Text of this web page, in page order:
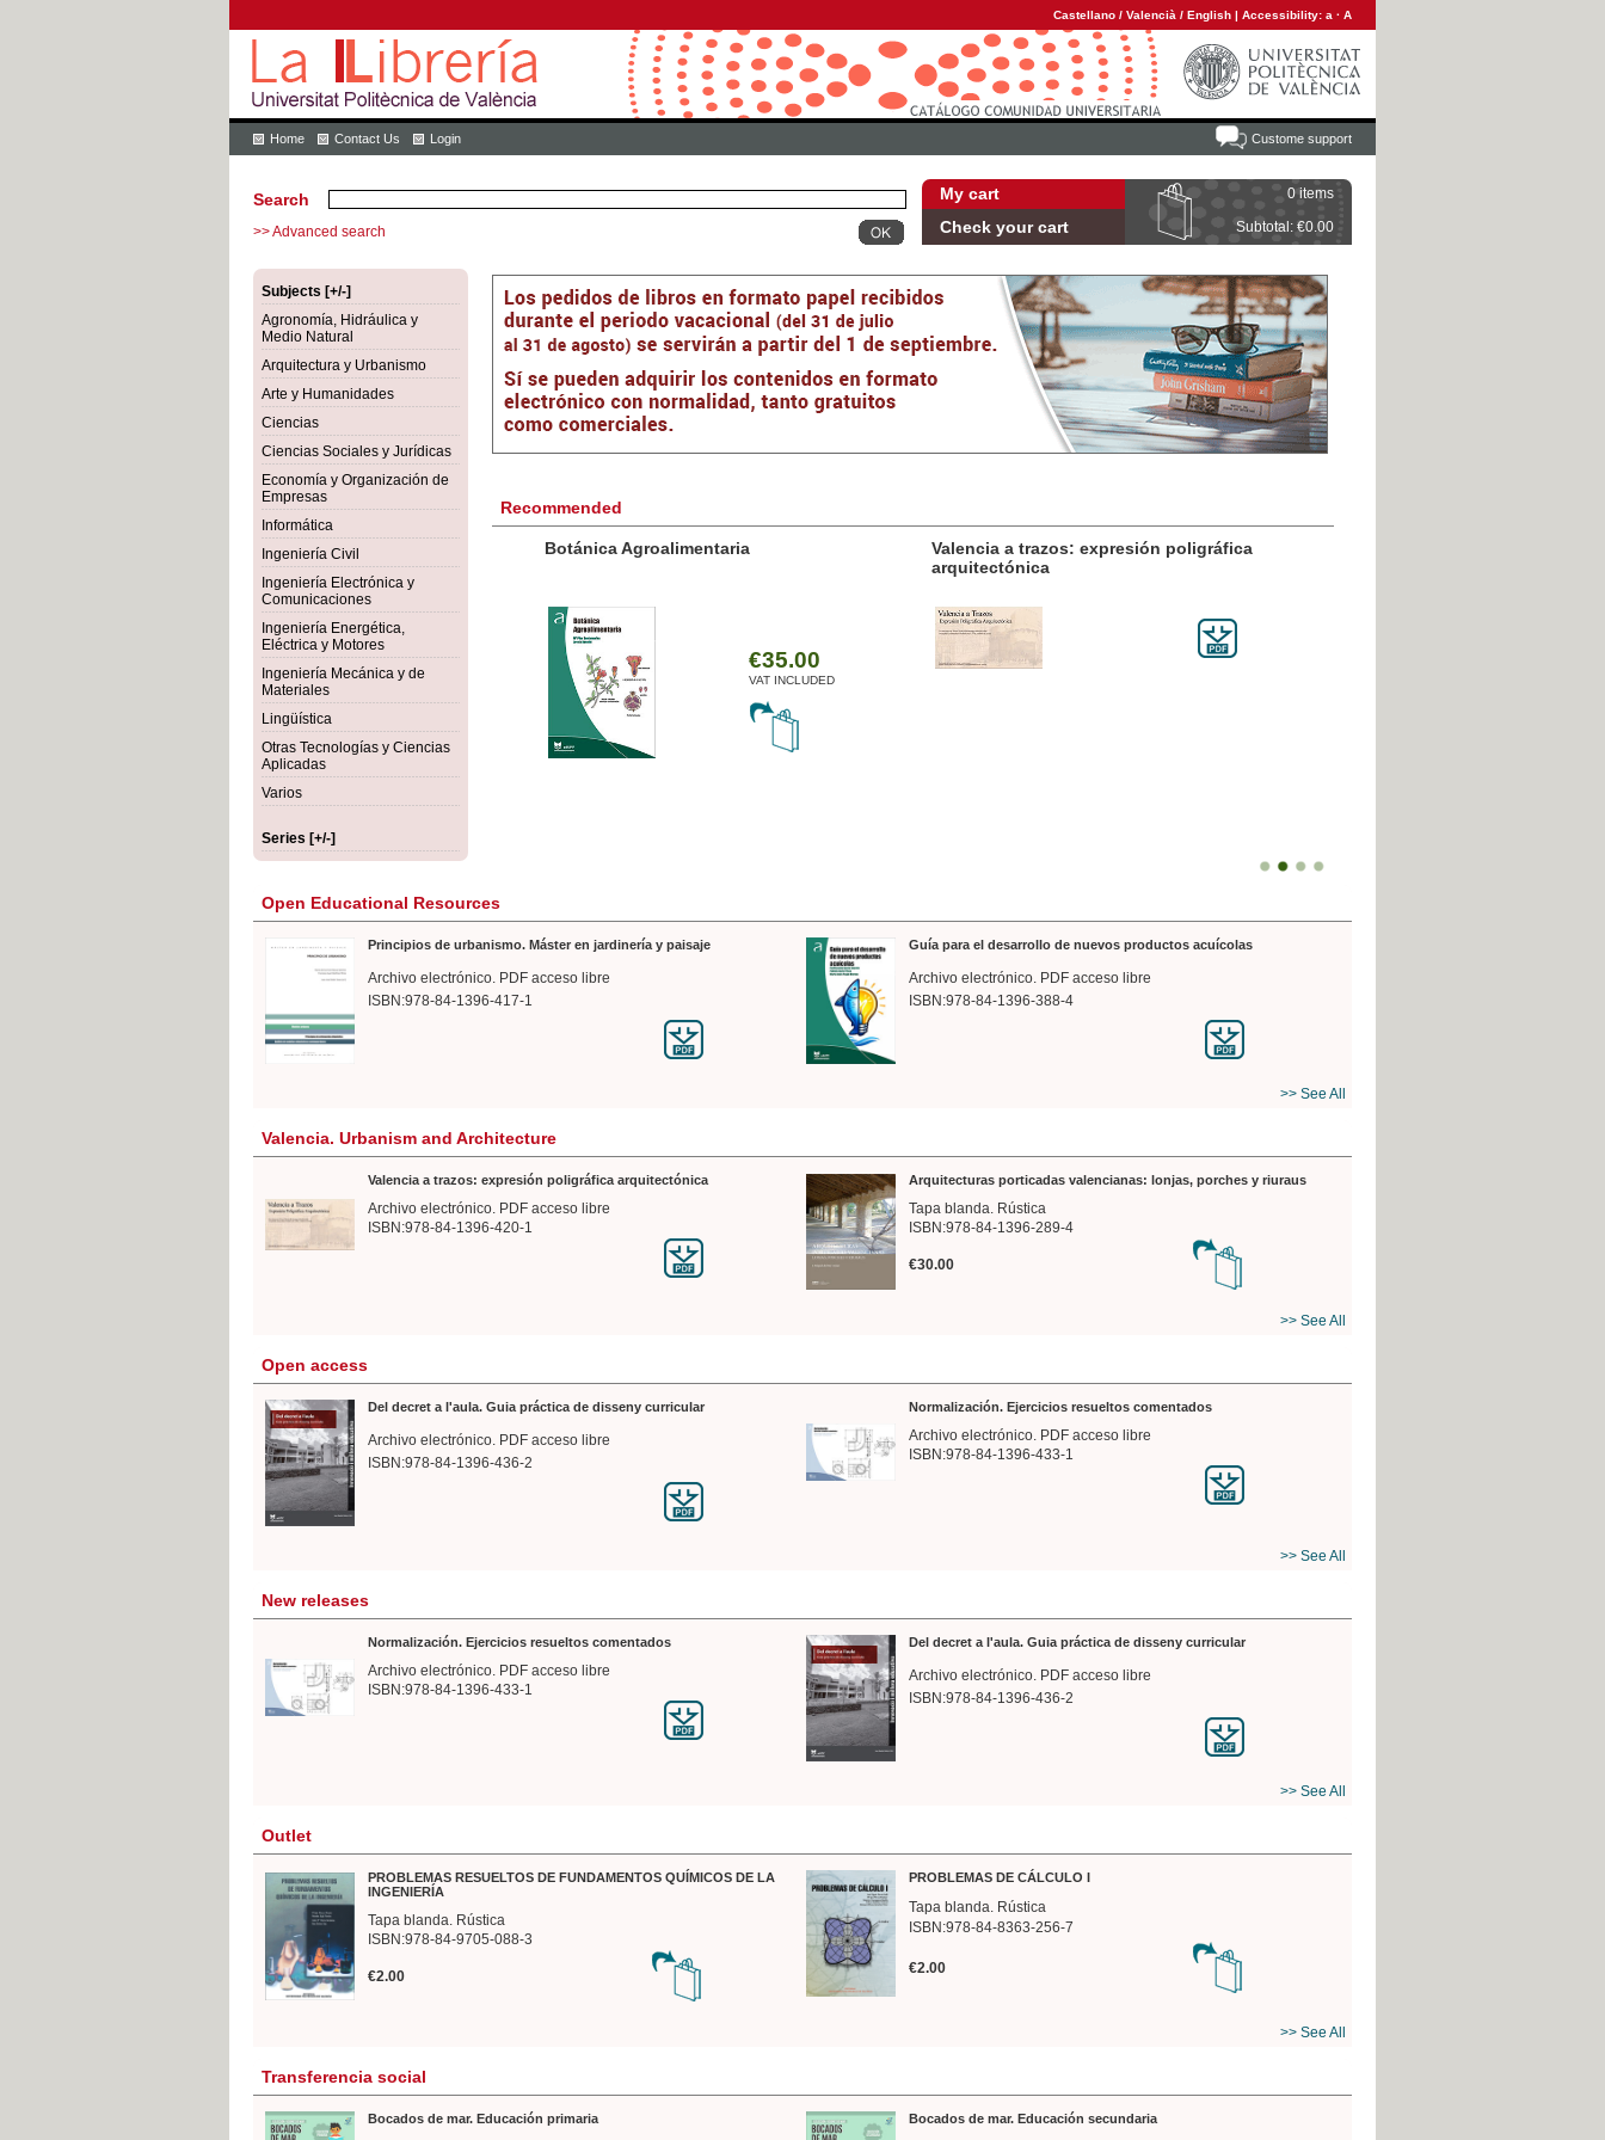
Castellano / Valencià / English | Accessibility: a · A
Custome support
Home Contact Us Login
My cart 0 items
Check your cart Subtotal: €0.00
Search
>> Advanced search
Subjects [+/-]
Agronomía, Hidráulica y
Medio Natural
Arquitectura y Urbanismo
Arte y Humanidades
Ciencias
Ciencias Sociales y Jurídicas
Economía y Organización de
Empresas
Informática
Ingeniería Civil
Ingeniería Electrónica y
Comunicaciones
Ingeniería Energética,
Eléctrica y Motores
Ingeniería Mecánica y de
Materiales
Lingüística
Otras Tecnologías y Ciencias
Aplicadas
Varios
Series [+/-]
Recommended
Botánica Agroalimentaria
€35.00
VAT INCLUDED
Valencia a trazos: expresión poligráfica
arquitectónica
Open Educational Resources
Principios de urbanismo. Máster en jardinería y paisaje
Archivo electrónico. PDF acceso libre
ISBN:978-84-1396-417-1
Guía para el desarrollo de nuevos productos acuícolas
Archivo electrónico. PDF acceso libre
ISBN:978-84-1396-388-4
>> See All
Valencia. Urbanism and Architecture
Valencia a trazos: expresión poligráfica arquitectónica
Archivo electrónico. PDF acceso libre
ISBN:978-84-1396-420-1
Arquitecturas porticadas valencianas: lonjas, porches y riuraus
Tapa blanda. Rústica
ISBN:978-84-1396-289-4
€30.00
>> See All
Open access
Del decret a l'aula. Guia práctica de disseny curricular
Archivo electrónico. PDF acceso libre
ISBN:978-84-1396-436-2
Normalización. Ejercicios resueltos comentados
Archivo electrónico. PDF acceso libre
ISBN:978-84-1396-433-1
>> See All
New releases
Normalización. Ejercicios resueltos comentados
Archivo electrónico. PDF acceso libre
ISBN:978-84-1396-433-1
Del decret a l'aula. Guia práctica de disseny curricular
Archivo electrónico. PDF acceso libre
ISBN:978-84-1396-436-2
>> See All
Outlet
PROBLEMAS RESUELTOS DE FUNDAMENTOS QUÍMICOS DE LA
INGENIERÍA
Tapa blanda. Rústica
ISBN:978-84-9705-088-3
€2.00
PROBLEMAS DE CÁLCULO I
Tapa blanda. Rústica
ISBN:978-84-8363-256-7
€2.00
>> See All
Transferencia social
Bocados de mar. Educación primaria Bocados de mar. Educación secundaria